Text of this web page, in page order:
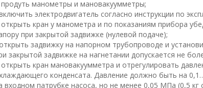
продуть манометры и мановакуумметры;
электродвигатель согласно инструкции по
кран у манометра и по показаниям прибора
при закрытой задвижке (нулевой подаче);
задвижку на напорном трубопроводе и
закрытой задвижке на нагнетании допускается не
кран мановакуумметра и отрегулировать
конденсата. Давление должно быть на
входном патрубке насоса, но не менее 0,05 МПа (0,5